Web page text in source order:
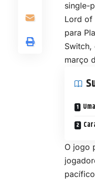
single-
Lord of
para
Switch,
março
O jogo